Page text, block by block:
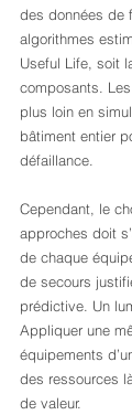
des données de
algorithmes
Useful Life, soit
composants.
plus loin en
bâtiment entier
défaillance.
Cependant, le
approches doit
de chaque
de secours
prédictive. Un
Appliquer une
équipements
des ressources
de valeur.